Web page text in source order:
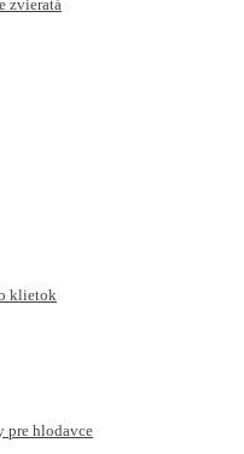
zvieratá
klietok
pre hlodavce